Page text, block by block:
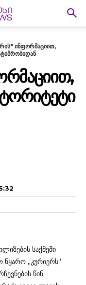
ინფორმაციით,
საქმეში
წყარო „კურიერს“
წინ